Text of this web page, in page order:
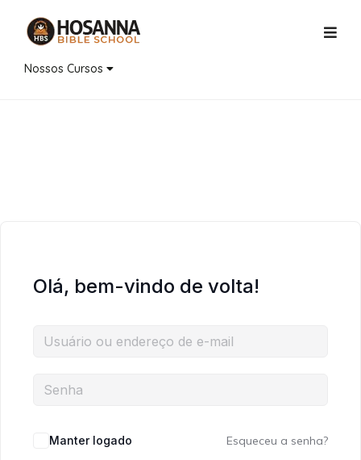
Nossos Cursos
Olá, bem-vindo de volta!
Manter logado Esqueceu a senha?